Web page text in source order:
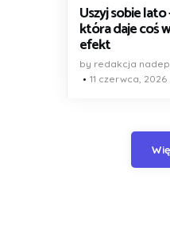
Uszyj sobie lato
która daje coś
efekt
by redakcja
11 czerwca, 2026